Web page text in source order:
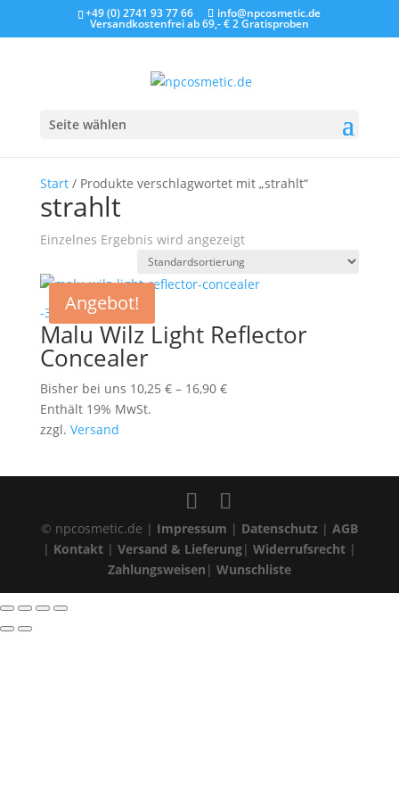
+49 (0) 2741 93 77 66 info@npcosmetic.de
Versandkostenfrei ab 69,- €2 Gratisproben
Seite wählen
Start/ Produkte verschlagwortet mit „strahlt“
strahlt
Einzelnes Ergebnis wird angezeigt
Angebot!
-39%
Malu Wilz Light Reflector
Concealer
Bisher bei uns 10,25 € – 16,90 €Preisspanne:
Enthält 19% MwSt.
zzgl. Versand
© npcosmetic.de | Impressum | Datenschutz| AGB
| Kontakt| Versand & Lieferung| Widerrufsrecht|
Zahlungsweisen | Wunschliste